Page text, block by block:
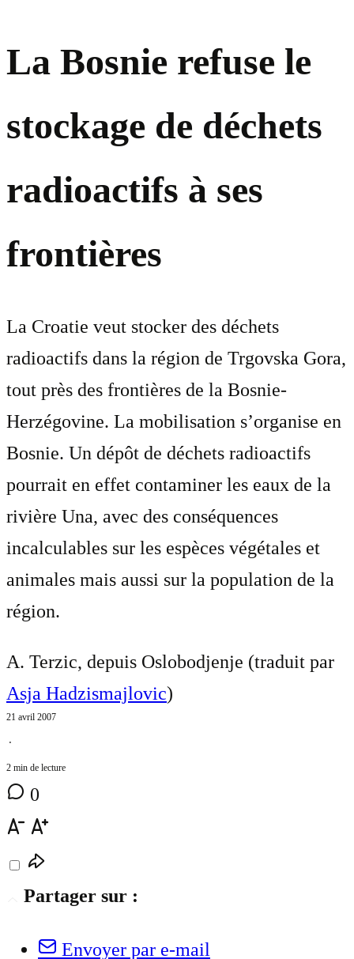
La Bosnie refuse le
stockage de déchets
radioactifs à ses
frontières
La Croatie veut stocker des déchets
radioactifs dans la région de Trgovska Gora,
tout près des frontières de la Bosnie-
Herzégovine. La mobilisation s’organise en
Bosnie. Un dépôt de déchets radioactifs
pourrait en effet contaminer les eaux de la
rivière Una, avec des conséquences
incalculables sur les espèces végétales et
animales mais aussi sur la population de la
région.
A. Terzic, depuis Oslobodjenje (traduit par
Asja Hadzismajlovic)
21 avril 2007
⋅
2 min de lecture
0
Partager sur :
Envoyer par e-mail